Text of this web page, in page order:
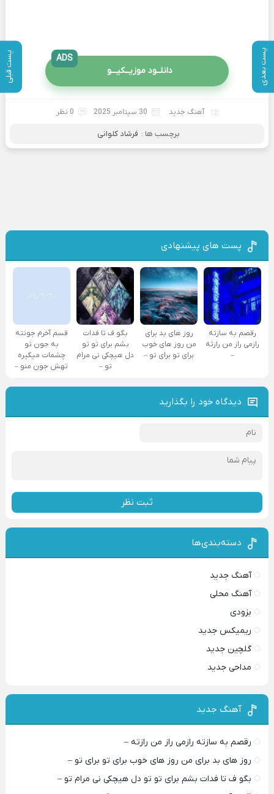
پست بعدی پست قبلی دانلــود موزیــکیـــو
ADS
آهنگ جدید 30 سپتامبر 2025 0 نظر
برچسب ها : فرشاد کلوانی
پست های پیشنهادی
رقصم به سازته
رازمی راز من رازته
–
روز های بد برای
من روز های خوب
برای تو برای تو –
بگو ف تا فدات
بشم برای تو تو
دل هیچکی نی مرام
تو –
قسم آخرم جونته
به جون تو
چشمات میگیره
تهش جون منو –
دیدگاه خود را بگذارید
ثبت نظر
دسته‌بندی‌ها
آهنگ جدید
آهنگ محلی
بزودی
ریمیکس جدید
گلچین جدید
مداحی جدید
آهنگ جدید
رقصم به سازته رازمی راز من رازته –
روز های بد برای من روز های خوب برای تو برای تو –
بگو ف تا فدات بشم برای تو تو دل هیچکی نی مرام تو –